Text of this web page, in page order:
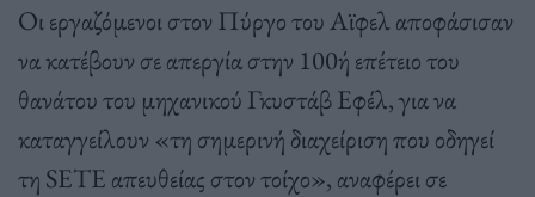
Οι εργαζόμενοι στον Πύργο του Αϊφελ αποφάσισαν
να κατέβουν σε απεργία στην 100ή επέτειο του
θανάτου του μηχανικού Γκυστάβ Εφέλ, για να
καταγγείλουν «τη σημερινή διαχείριση που οδηγεί
τη SETE απευθείας στον τοίχο», αναφέρει σε